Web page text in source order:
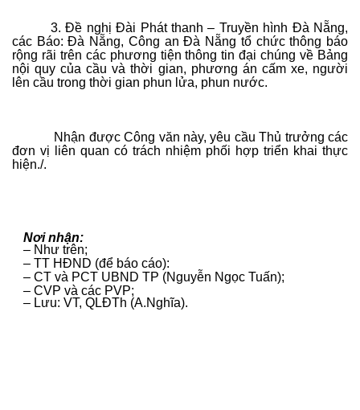
3. Đề nghị Đài Phát thanh – Truyền hình Đà Nẵng,
các Báo: Đà Nẵng, Công an Đà Nẵng tổ chức thông báo
rộng rãi trên các phương tiện thông tin đại chúng về Bảng
nội quy của cầu và thời gian, phương án cấm xe, người
lên cầu trong thời gian phun lửa, phun nước.
Nhận được Công văn này, yêu cầu Thủ trưởng các
đơn vị liên quan có trách nhiệm phối hợp triển khai thực
hiện./.
Nơi nhận:
– Như trên;
– TT HĐND (để báo cáo):
– CT và PCT UBND TP (Nguyễn Ngọc Tuấn);
– CVP và các PVP;
– Lưu: VT, QLĐTh (A.Nghĩa).